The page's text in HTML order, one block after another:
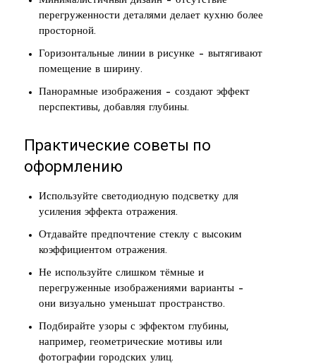
перегруженности деталями делает кухню более
просторной.
Горизонтальные линии в рисунке – вытягивают
помещение в ширину.
Панорамные изображения – создают эффект
перспективы, добавляя глубины.
Практические советы по
оформлению
Используйте светодиодную подсветку для
усиления эффекта отражения.
Отдавайте предпочтение стеклу с высоким
коэффициентом отражения.
Не используйте слишком тёмные и
перегруженные изображениями варианты –
они визуально уменьшат пространство.
Подбирайте узоры с эффектом глубины,
например, геометрические мотивы или
фотографии городских улиц.